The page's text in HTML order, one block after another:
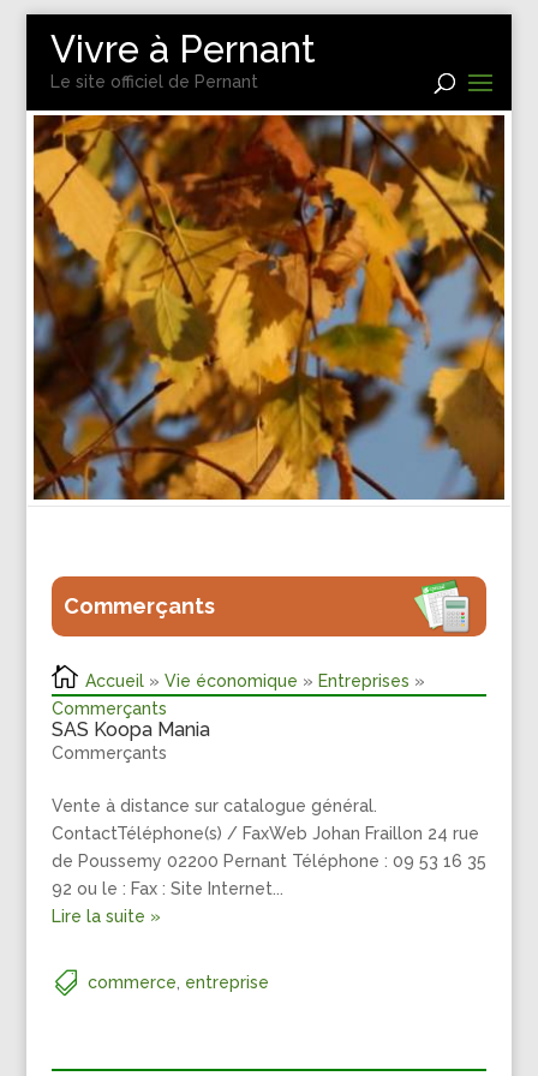
Vivre à Pernant
Le site officiel de Pernant
Commerçants
Accueil» Vie économique » Entreprises »
Commerçants
SAS Koopa Mania
Commerçants
Vente à distance sur catalogue général.
ContactTéléphone(s) / FaxWeb Johan Fraillon 24 rue
de Poussemy 02200 Pernant Téléphone : 09 53 16 35
92 ou le : Fax : Site Internet...
Lire la suite »
commerce entreprise